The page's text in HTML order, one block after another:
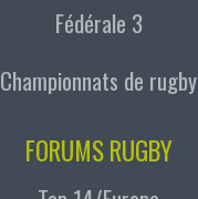
Fédérale 3
Championnats de rugby
FORUMS RUGBY